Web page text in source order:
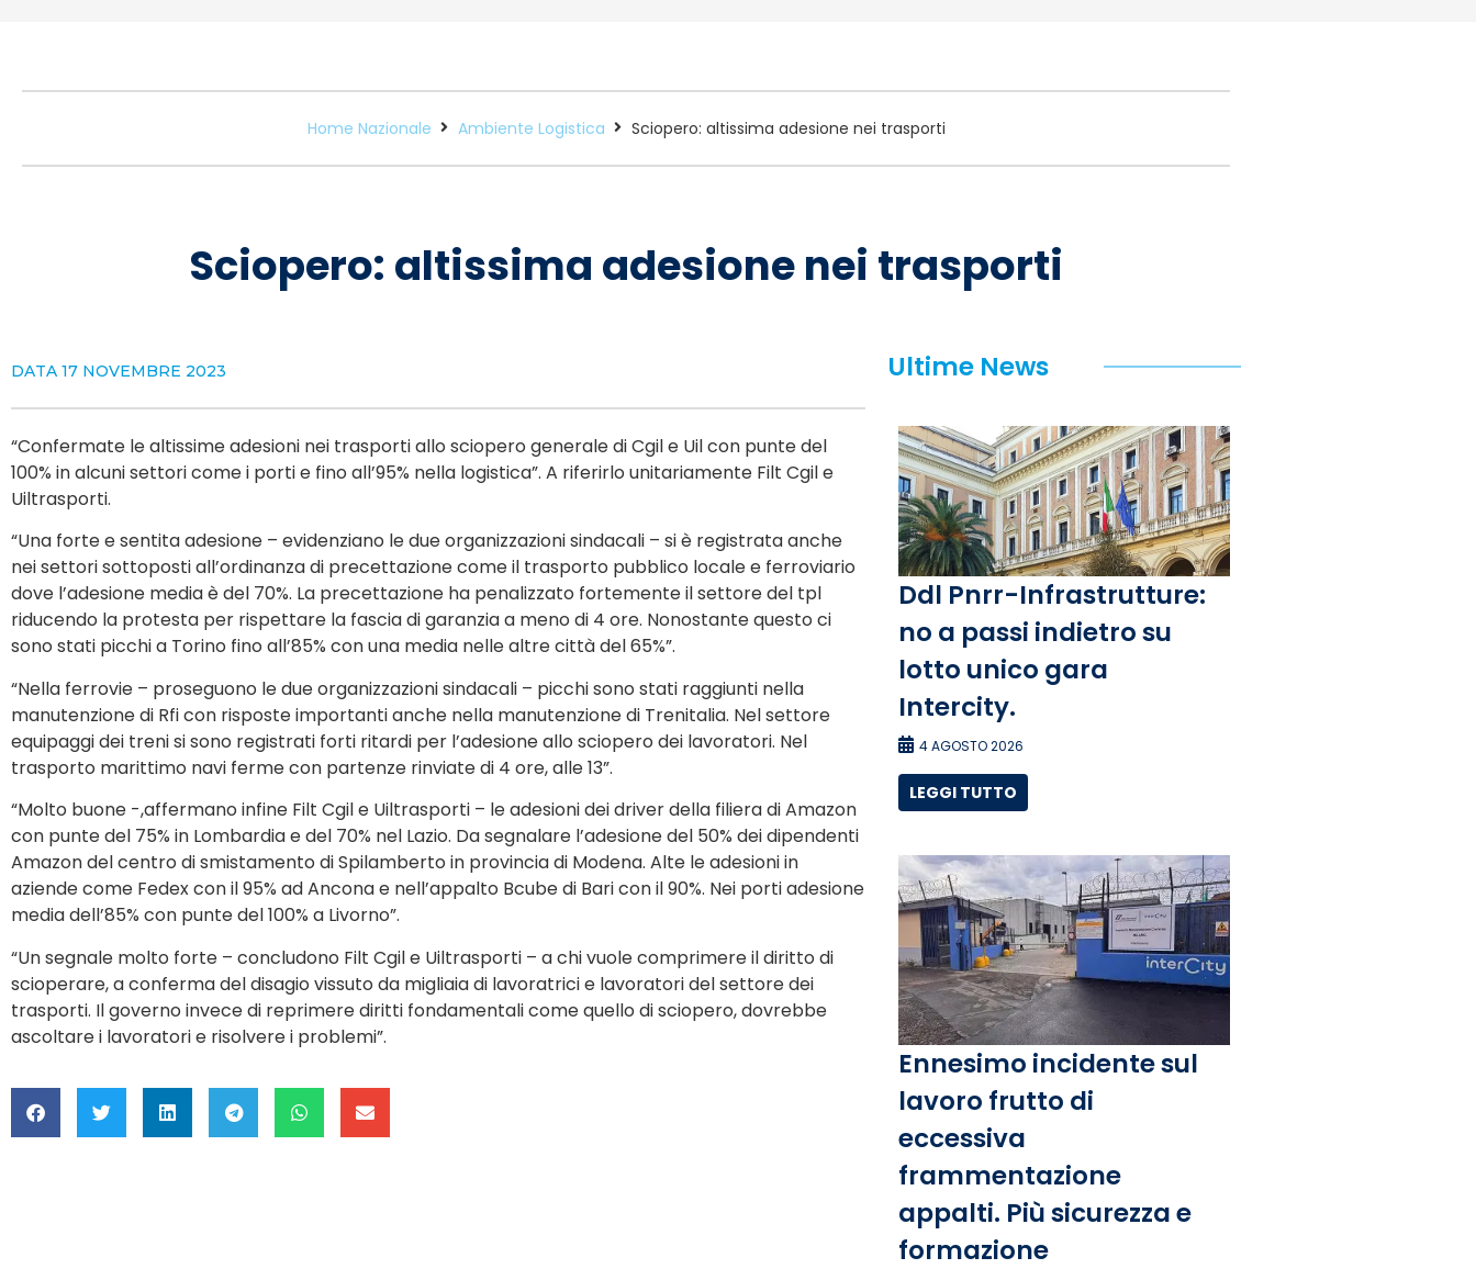
Home Nazionale Ambiente Logistica Sciopero: altissima adesione nei trasporti
Sciopero: altissima adesione nei trasporti
DATA 17 NOVEMBRE 2023
“Confermate le altissime adesioni nei trasporti allo sciopero generale di Cgil e Uil con punte del
100% in alcuni settori come i porti e fino all’95% nella logistica”. A riferirlo unitariamente Filt Cgil e
Uiltrasporti.
“Una forte e sentita adesione – evidenziano le due organizzazioni sindacali – si è registrata anche
nei settori sottoposti all’ordinanza di precettazione come il trasporto pubblico locale e ferroviario
dove l’adesione media è del 70%. La precettazione ha penalizzato fortemente il settore del tpl
riducendo la protesta per rispettare la fascia di garanzia a meno di 4 ore. Nonostante questo ci
sono stati picchi a Torino fino all’85% con una media nelle altre città del 65%”.
“Nella ferrovie – proseguono le due organizzazioni sindacali – picchi sono stati raggiunti nella
manutenzione di Rfi con risposte importanti anche nella manutenzione di Trenitalia. Nel settore
equipaggi dei treni si sono registrati forti ritardi per l’adesione allo sciopero dei lavoratori. Nel
trasporto marittimo navi ferme con partenze rinviate di 4 ore, alle 13”.
“Molto buone -,affermano infine Filt Cgil e Uiltrasporti – le adesioni dei driver della filiera di Amazon
con punte del 75% in Lombardia e del 70% nel Lazio. Da segnalare l’adesione del 50% dei dipendenti
Amazon del centro di smistamento di Spilamberto in provincia di Modena. Alte le adesioni in
aziende come Fedex con il 95% ad Ancona e nell’appalto Bcube di Bari con il 90%. Nei porti adesione
media dell’85% con punte del 100% a Livorno”.
“Un segnale molto forte – concludono Filt Cgil e Uiltrasporti – a chi vuole comprimere il diritto di
scioperare, a conferma del disagio vissuto da migliaia di lavoratrici e lavoratori del settore dei
trasporti. Il governo invece di reprimere diritti fondamentali come quello di sciopero, dovrebbe
ascoltare i lavoratori e risolvere i problemi”.
Ultime News
Ddl Pnrr-Infrastrutture:
no a passi indietro su
lotto unico gara
Intercity.
4 AGOSTO 2026
LEGGI TUTTO
Ennesimo incidente sul
lavoro frutto di
eccessiva
frammentazione
appalti. Più sicurezza e
formazione